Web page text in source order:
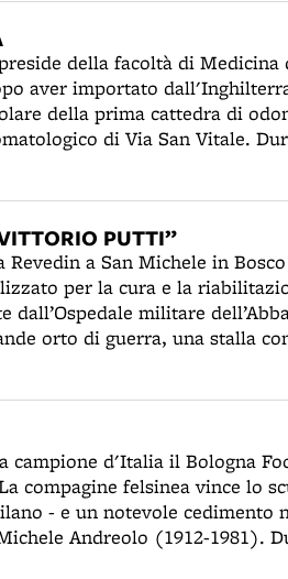
di Sogliano al Rubicone,
e di Sant’Arcangelo di
soprattutto di architettura
unità di abitazione per il
per non aver scoperto il
malmenati alcuni
Mario Lolli e il mutilato
della facoltà di Medicina
aver importato
della prima cattedra di
di Via San Vitale.
per i militari feriti. In
PUTTI”
a San Michele in
per la cura e la
militare
orto di guerra, una stalla
stanze per i malati
verrà utilizzata per i feriti. Il
come ricovero antiaereo, per
anche una infermeria e una
sotto la supervisione della
dalle SS e dalle Brigate nere
1993), sospettato di
in via Santa Chiara. La
campione d'Italia il Bologna
compagine felsinea vince lo
- e un notevole cedimento
Andreolo (1912-1981).
di possedere un attacco